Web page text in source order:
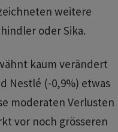
weitere
oder Sika.
kaum verändert
Nestlé (-0,9%) etwas
moderaten Verlusten
vor noch grösseren